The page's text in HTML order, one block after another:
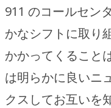
911 のコールセン
かなシフトに取り
かかってくること
は明らかに良いニ
クスしてお互いを